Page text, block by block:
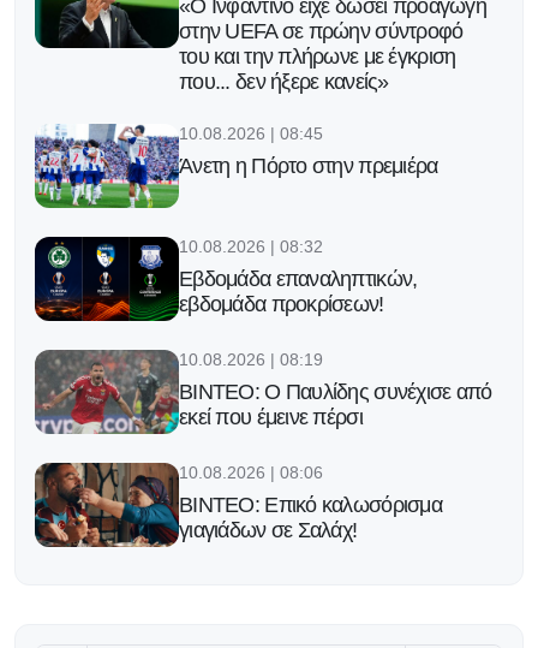
«Ο Ινφαντίνο είχε δώσει προαγωγή
στην UEFA σε πρώην σύντροφό
του και την πλήρωνε με έγκριση
που... δεν ήξερε κανείς»
10.08.2026 | 08:45
Άνετη η Πόρτο στην πρεμιέρα
10.08.2026 | 08:32
Εβδομάδα επαναληπτικών,
εβδομάδα προκρίσεων!
10.08.2026 | 08:19
ΒΙΝΤΕΟ: Ο Παυλίδης συνέχισε από
εκεί που έμεινε πέρσι
10.08.2026 | 08:06
ΒΙΝΤΕΟ: Επικό καλωσόρισμα
γιαγιάδων σε Σαλάχ!